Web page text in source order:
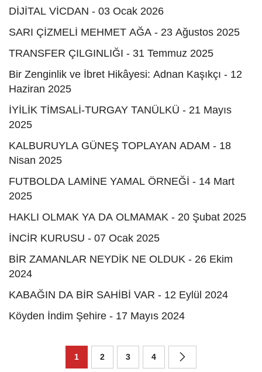
DİJİTAL VİCDAN - 03 Ocak 2026
SARI ÇİZMELİ MEHMET AĞA - 23 Ağustos 2025
TRANSFER ÇILGINLIĞI - 31 Temmuz 2025
Bir Zenginlik ve İbret Hikâyesi: Adnan Kaşıkçı - 12
Haziran 2025
İYİLİK TİMSALİ-TURGAY TANÜLKÜ - 21 Mayıs
2025
KALBURUYLA GÜNEŞ TOPLAYAN ADAM - 18
Nisan 2025
FUTBOLDA LAMİNE YAMAL ÖRNEĞİ - 14 Mart
2025
HAKLI OLMAK YA DA OLMAMAK - 20 Şubat 2025
İNCİR KURUSU - 07 Ocak 2025
BİR ZAMANLAR NEYDİK NE OLDUK - 26 Ekim
2024
KABAĞIN DA BİR SAHİBİ VAR - 12 Eylül 2024
Köyden İndim Şehire - 17 Mayıs 2024
1 2 3 4